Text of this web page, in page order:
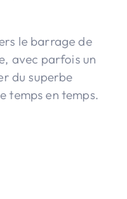
le barrage de
avec parfois un
du superbe
temps en temps.